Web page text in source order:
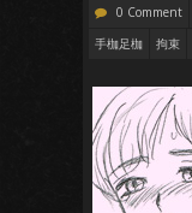
0 Comment
手枷足枷
拘束